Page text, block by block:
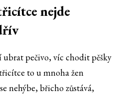
nejde
ubrat pečivo, víc chodit pěšky
to u mnoha žen
nehýbe, břicho zůstává,